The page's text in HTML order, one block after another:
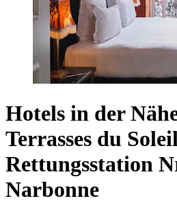
Hotels in der
Terrasses du
Rettungsstation
Narbonne